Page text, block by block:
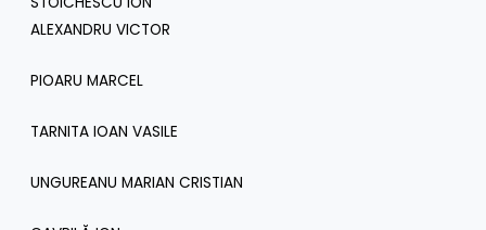
ALEXANDRU VICTOR
PIOARU MARCEL
TARNITA IOAN VASILE
UNGUREANU MARIAN CRISTIAN